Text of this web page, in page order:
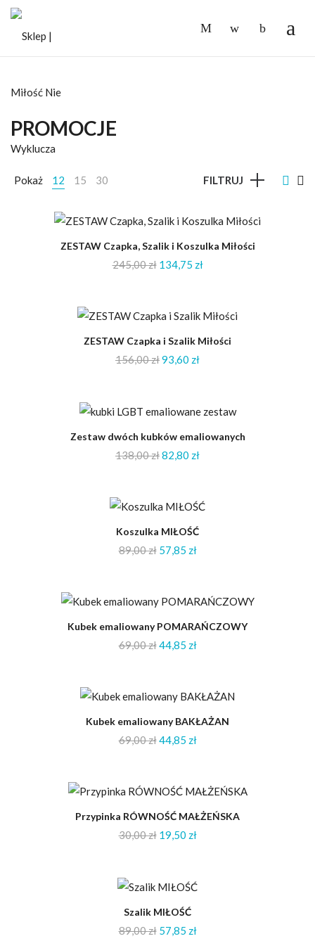
PROMOCJE
Pokaż 12 15 30 FILTRUJ
-45%ZESTAW Czapka, Szalik i Koszulka Miłości
245,00zł 134,75 zł
ZESTAW Czapka i Szalik Miłości
156,00zł93,60 zł
Zestaw dwóch kubków emaliowanych
138,00zł82,80 zł
Koszulka MIŁOŚĆ
89,00zł 57,85 zł
Kubek emaliowany POMARAŃCZOWY
69,00zł44,85 zł
Kubek emaliowany BAKŁAŻAN
69,00zł44,85 zł
Przypinka RÓWNOŚĆ MAŁŻEŃSKA
30,00zł 19,50 zł
Szalik MIŁOŚĆ
89,00zł 57,85 zł